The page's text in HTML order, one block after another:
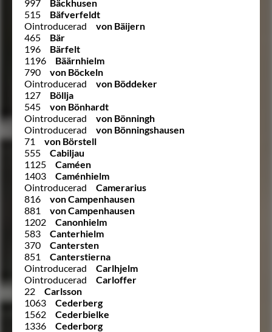
997
Bäckhusen
515
Bäfverfeldt
Ointroducerad
von Bäijern
465
Bär
196
Bärfelt
1196
Bäärnhielm
790
von Böckeln
Ointroducerad
von Böddeker
127
Böllja
545
von Bönhardt
Ointroducerad
von Bönningh
Ointroducerad
von Bönningshausen
71
von Börstell
555
Cabiljau
1125
Caméen
1403
Caménhielm
Ointroducerad
Camerarius
816
von Campenhausen
881
von Campenhausen
1202
Canonhielm
583
Canterhielm
370
Cantersten
851
Canterstierna
Ointroducerad
Carlhjelm
Ointroducerad
Carloffer
22
Carlsson
1063
Cederberg
1562
Cederbielke
1336
Cederborg